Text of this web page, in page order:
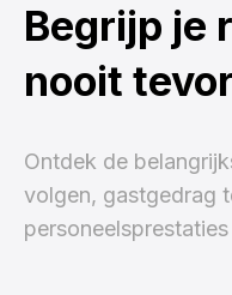
Begrijp je
nooit
Ontdek de
volgen, gastgedrag